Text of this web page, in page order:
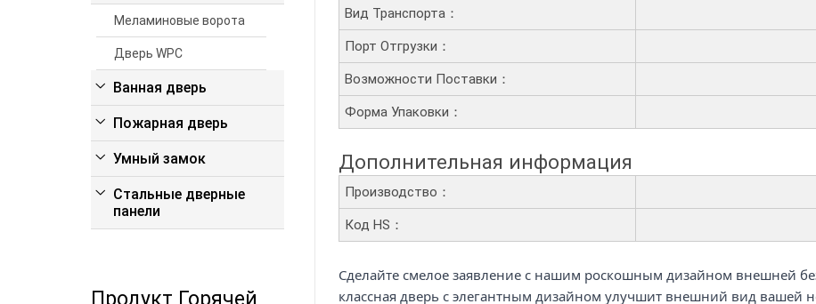
Меламиновые ворота
Дверь WPC
Ванная дверь
Пожарная дверь
Умный замок
Стальные дверные
панели
Продукт Горячей
Вид Транспорта：
Порт Отгрузки：
Возможности Поставки：
Форма Упаковки：
Дополнительная информация
Производство：
Код HS：
Сделайте смелое заявление с нашим роскошным дизайном внешней
классная дверь с элегантным дизайном улучшит внешний вид вашей